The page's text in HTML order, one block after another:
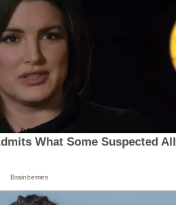
What Some Suspected All
Brainberries